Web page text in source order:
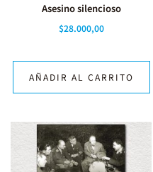
Asesino silencioso
$28.000,00
AÑADIR AL CARRITO